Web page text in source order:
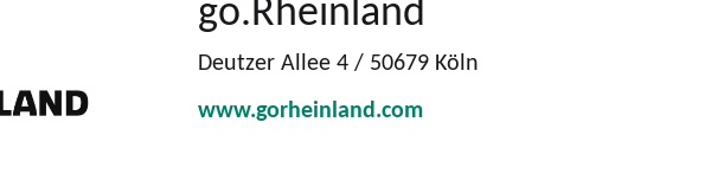
Deutzer Allee 4 / 50679 Köln
www.gorheinland.com